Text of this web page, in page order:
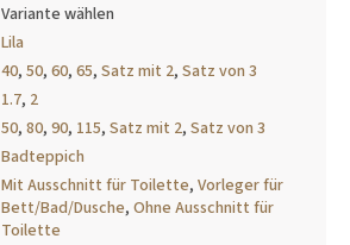
Variante wählen
Lila
40,50,60,65,Satz mit 2,Satz von 3
1.7, 2
50,80,90, 115,Satz mit 2,Satz von 3
Badteppich
Mit Ausschnitt für Toilette,Vorleger für
Bett/Bad/Dusche,Ohne Ausschnitt für
Toilette